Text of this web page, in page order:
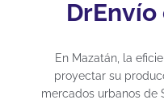
En Mazatán, la
proyectar su
mercados urbanos de